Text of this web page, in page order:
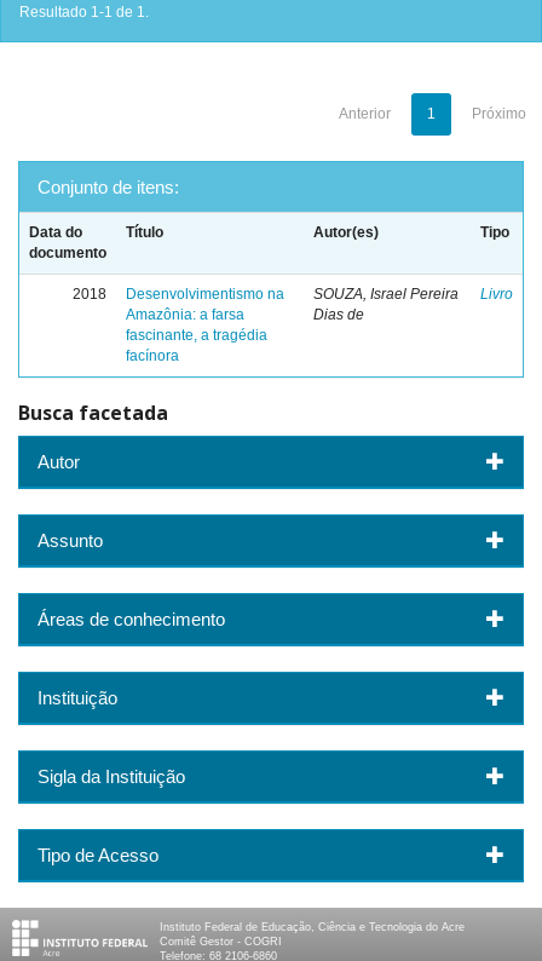
Resultado 1-1 de 1.
Anterior 1 Próximo
Conjunto de itens:
Data do
documento
Título Autor(es) Tipo
2018
Desenvolvimentismo na
Amazônia: a farsa
fascinante, a tragédia
facínora
SOUZA, Israel Pereira
Dias de
Livro
Busca facetada
Autor
Assunto
Áreas de conhecimento
Instituição
Sigla da Instituição
Tipo de Acesso
Instituto Federal de Educação, Ciência e Tecnologia do Acre
Comitê Gestor - COGRI
Telefone: 68 2106-6860